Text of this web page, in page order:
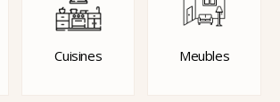
Cuisines Meubles